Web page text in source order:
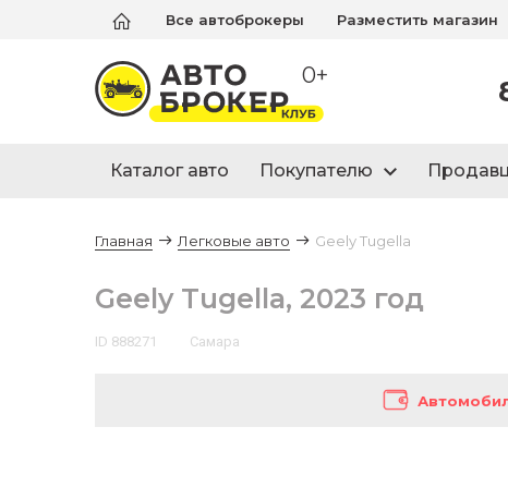
Все автоброкеры Разместить магазин
0+
Каталог авто Покупателю
Главная Легковые авто Geely Tugella
Geely Tugella, 2023 год
ID 888271 Самара